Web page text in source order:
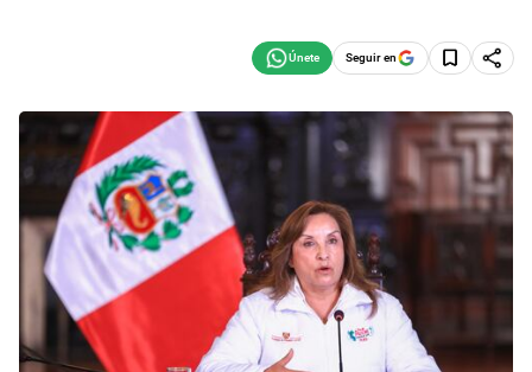
Seguir en